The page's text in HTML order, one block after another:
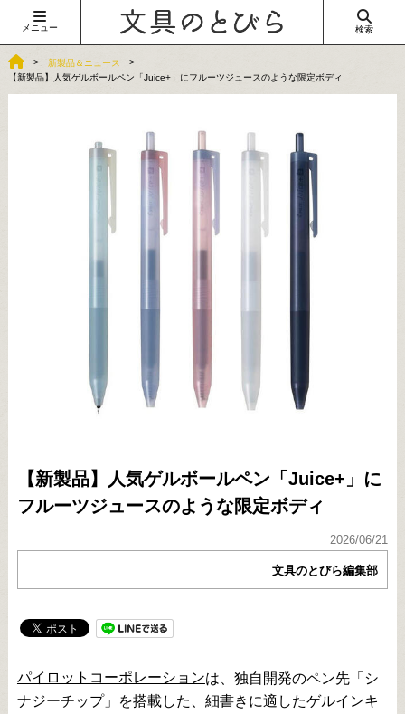
メニュー 検索
新製品＆ニュース
【新製品】人気ゲルボールペン「Juice+」にフルーツジュースのような限定ボディ
【新製品】人気ゲルボールペン「Juice+」に
フルーツジュースのような限定ボディ
2026/06/21
文具のとびら編集部
パイロットコーポレーションは、独自開発のペン先「シ
ナジーチップ」を搭載した、細書きに適したゲルインキ